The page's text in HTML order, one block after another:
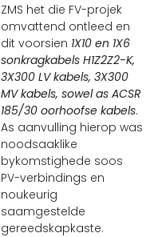
ZMS het die FV-projek
omvattend ontleed en
dit voorsien 1X10 en 1X6
sonkragkabels H1Z2Z2-K,
3X300 LV kabels, 3X300
MV kabels, sowel as ACSR
185/30 oorhoofse kabels.
As aanvulling hierop was
noodsaaklike
bykomstighede soos
PV-verbindings en
noukeurig
saamgestelde
gereedskapkaste.